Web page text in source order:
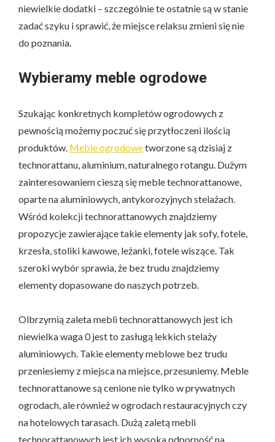
niewielkie dodatki – szczególnie te ostatnie są w stanie
zadać szyku i sprawić, że miejsce relaksu zmieni się nie
do poznania.
Wybieramy meble ogrodowe
Szukając konkretnych kompletów ogrodowych z
pewnością możemy poczuć się przytłoczeni ilością
produktów. Meble ogrodowetworzone są dzisiaj z
technorattanu, aluminium, naturalnego rotangu. Dużym
zainteresowaniem cieszą się meble technorattanowe,
oparte na aluminiowych, antykorozyjnych stelażach.
Wśród kolekcji technorattanowych znajdziemy
propozycje zawierające takie elementy jak sofy, fotele,
krzesła, stoliki kawowe, leżanki, fotele wiszące. Tak
szeroki wybór sprawia, że bez trudu znajdziemy
elementy dopasowane do naszych potrzeb.
Olbrzymią zaleta mebli technorattanowych jest ich
niewielka waga 0 jest to zasługą lekkich stelaży
aluminiowych. Takie elementy meblowe bez trudu
przeniesiemy z miejsca na miejsce, przesuniemy. Meble
technorattanowe są cenione nie tylko w prywatnych
ogrodach, ale również w ogrodach restauracyjnych czy
na hotelowych tarasach. Dużą zaletą mebli
technorattanowych jest ich wysoka odporność na